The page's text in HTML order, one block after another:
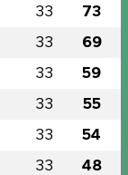
33 73
33 69
33 59
33 55
33 54
33 48